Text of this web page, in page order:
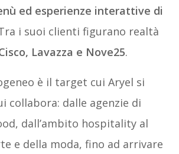
ed esperienze interattive di
i suoi clienti figurano realtà
Lavazza e Nove25.
è il target cui Aryel si
collabora: dalle agenzie di
dall’ambito hospitality al
e della moda, fino ad arrivare